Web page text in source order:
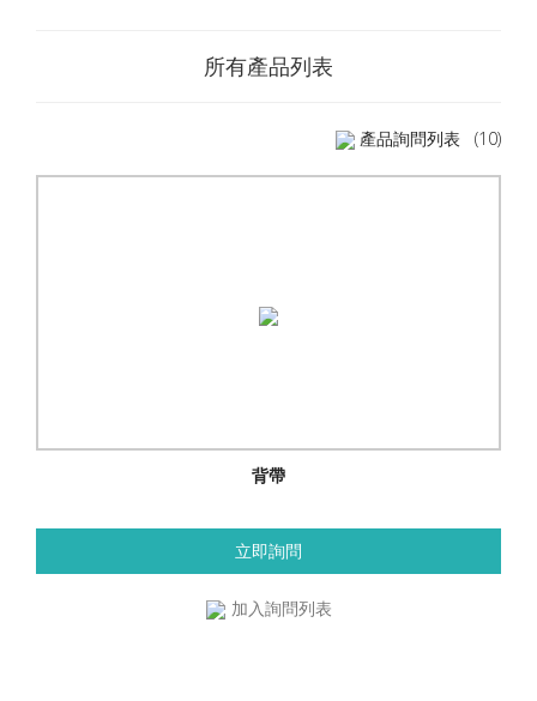
所有產品列表
產品詢問列表 (10)
背帶
立即詢問
加入詢問列表